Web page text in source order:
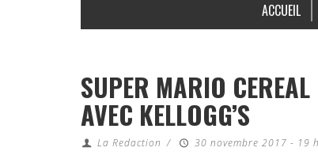
ACCUEIL
SUPER MARIO
AVEC KELLOGG’S
La Redaction / 30 novembre 2017 - 19